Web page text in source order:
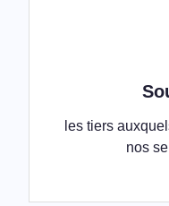
les tiers
nos